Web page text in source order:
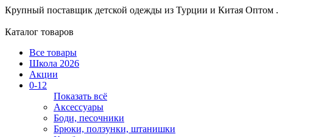
Крупный поставщик детской одежды из Турции и Китая Оптом .
Каталог товаров
Все товары
Школа 2026
Акции
0-12
Показать всё
Аксессуары
Боди, песочники
Брюки, ползунки, штанишки